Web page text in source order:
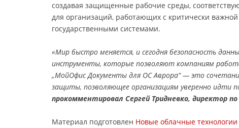
создавая защищенные рабочие среды,
для организаций, работающих с критически
государственными системами.
«Мир быстро меняется, и сегодня безопасность
инструменты, которые позволяют компаниям
„МойОфис Документы для ОС Аврора“ — это
защиты, позволяющее организациям уверенно идти
прокомментировал Сергей Тридневко, директор
Материал подготовлен Новые облачные технологии